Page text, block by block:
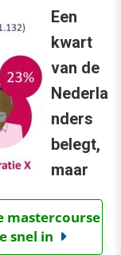
mastercourse
snel in
Een
kwart
van de
Nederla
nders
belegt,
maar